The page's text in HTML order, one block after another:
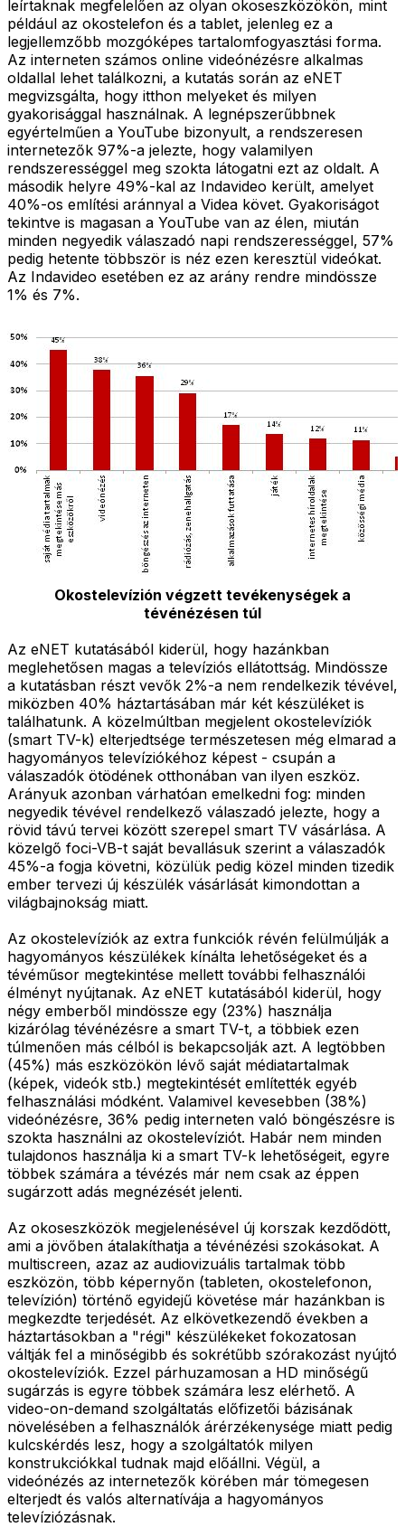
leírtaknak megfelelően az olyan okoseszközökön, mint
például az okostelefon és a tablet, jelenleg ez a
legjellemzőbb mozgóképes tartalomfogyasztási forma.
Az interneten számos online videónézésre alkalmas
oldallal lehet találkozni, a kutatás során az eNET
megvizsgálta, hogy itthon melyeket és milyen
gyakorisággal használnak. A legnépszerűbbnek
egyértelműen a YouTube bizonyult, a rendszeresen
internetezők 97%-a jelezte, hogy valamilyen
rendszerességgel meg szokta látogatni ezt az oldalt. A
második helyre 49%-kal az Indavideo került, amelyet
40%-os említési aránnyal a Videa követ. Gyakoriságot
tekintve is magasan a YouTube van az élen, miután
minden negyedik válaszadó napi rendszerességgel, 57%
pedig hetente többször is néz ezen keresztül videókat.
Az Indavideo esetében ez az arány rendre mindössze
1% és 7%.
Okostelevízión végzett tevékenységek a
tévénézésen túl
Az eNET kutatásából kiderül, hogy hazánkban
meglehetősen magas a televíziós ellátottság. Mindössze
a kutatásban részt vevők 2%-a nem rendelkezik tévével,
miközben 40% háztartásában már két készüléket is
találhatunk. A közelmúltban megjelent okostelevíziók
(smart TV-k) elterjedtsége természetesen még elmarad a
hagyományos televíziókéhoz képest - csupán a
válaszadók ötödének otthonában van ilyen eszköz.
Arányuk azonban várhatóan emelkedni fog: minden
negyedik tévével rendelkező válaszadó jelezte, hogy a
rövid távú tervei között szerepel smart TV vásárlása. A
közelgő foci-VB-t saját bevallásuk szerint a válaszadók
45%-a fogja követni, közülük pedig közel minden tizedik
ember tervezi új készülék vásárlását kimondottan a
világbajnokság miatt.
Az okostelevíziók az extra funkciók révén felülmúlják a
hagyományos készülékek kínálta lehetőségeket és a
tévéműsor megtekintése mellett további felhasználói
élményt nyújtanak. Az eNET kutatásából kiderül, hogy
négy emberből mindössze egy (23%) használja
kizárólag tévénézésre a smart TV-t, a többiek ezen
túlmenően más célból is bekapcsolják azt. A legtöbben
(45%) más eszközökön lévő saját médiatartalmak
(képek, videók stb.) megtekintését említették egyéb
felhasználási módként. Valamivel kevesebben (38%)
videónézésre, 36% pedig interneten való böngészésre is
szokta használni az okostelevíziót. Habár nem minden
tulajdonos használja ki a smart TV-k lehetőségeit, egyre
többek számára a tévézés már nem csak az éppen
sugárzott adás megnézését jelenti.
Az okoseszközök megjelenésével új korszak kezdődött,
ami a jövőben átalakíthatja a tévénézési szokásokat. A
multiscreen, azaz az audiovizuális tartalmak több
eszközön, több képernyőn (tableten, okostelefonon,
televízión) történő egyidejű követése már hazánkban is
megkezdte terjedését. Az elkövetkezendő években a
háztartásokban a "régi" készülékeket fokozatosan
váltják fel a minőségibb és sokrétűbb szórakozást nyújtó
okostelevíziók. Ezzel párhuzamosan a HD minőségű
sugárzás is egyre többek számára lesz elérhető. A
video-on-demand szolgáltatás előfizetői bázisának
növelésében a felhasználók árérzékenysége miatt pedig
kulcskérdés lesz, hogy a szolgáltatók milyen
konstrukciókkal tudnak majd előállni. Végül, a
videónézés az internetezők körében már tömegesen
elterjedt és valós alternatívája a hagyományos
televíziózásnak.